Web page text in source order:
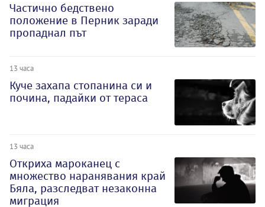
Частично бедствено
положение в Перник заради
пропаднал път
13 часа
Куче захапа стопанина си и
почина, падайки от тераса
13 часа
Откриха мароканец с
множество наранявания край
Бяла, разследват незаконна
миграция